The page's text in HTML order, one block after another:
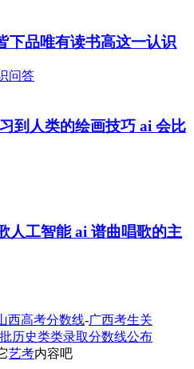
下品唯有读书高这一认识
到人类的绘画技巧 ai 会比
人工智能 ai 谱曲唱歌的主
西高考分数线-广西考生关
历史类类录取分数线公布
艺考内容吧